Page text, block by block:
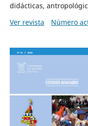
didácticas,
Ver revista
Número